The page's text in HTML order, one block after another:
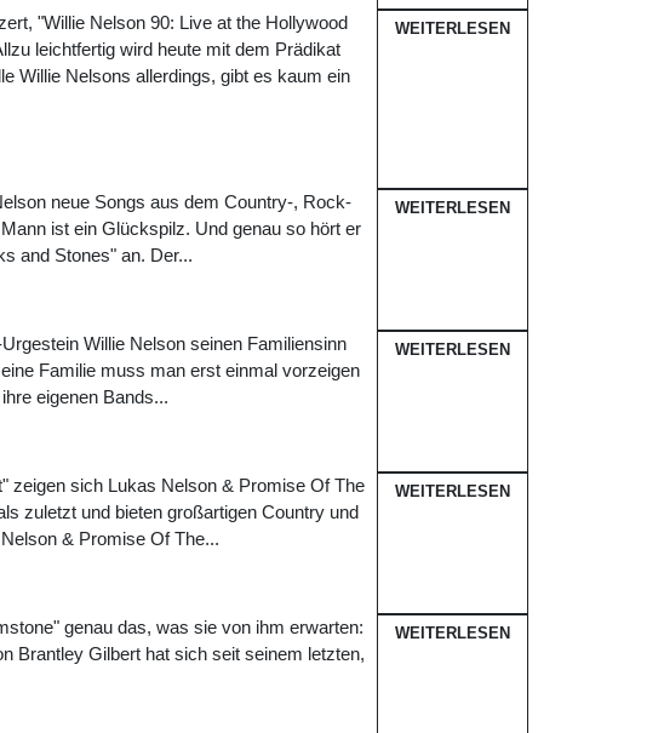
"Willie Nelson 90: Live at the Hollywood
leichtfertig wird heute mit dem Prädikat
Willie Nelsons allerdings, gibt es kaum ein
WEITERLESEN
neue Songs aus dem Country-, Rock-
ist ein Glückspilz. Und genau so hört er
and Stones" an. Der...
WEITERLESEN
Willie Nelson seinen Familiensinn
Familie muss man erst einmal vorzeigen
eigenen Bands...
WEITERLESEN
zeigen sich Lukas Nelson & Promise Of The
zuletzt und bieten großartigen Country und
& Promise Of The...
WEITERLESEN
genau das, was sie von ihm erwarten:
Brantley Gilbert hat sich seit seinem letzten,
WEITERLESEN